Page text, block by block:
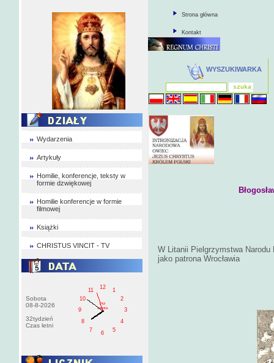
Wydarzenia
Artykuły
Homilie, konferencje, teksty w
formie dzwiękowej
Homilie konferencje w formie
filmowej
Książki
CHRISTUS VINCIT - TV
Sobota
08-8-2026
32tydzień
Czas letni
1
2
3
4
5
6
7
8
9
10
11
12
PM
sobota
Strona główna
Kontakt
WYSZUKIWARKA
W Litanii Pielgrzymstwa Narodu
jako patrona Wrocławia